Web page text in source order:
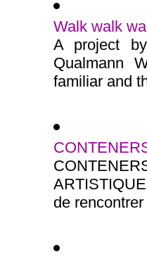
Walk walk
A project
Qualmann
familiar and
de